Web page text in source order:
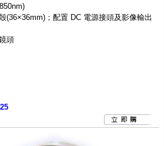
(36×36mm)；配置 DC 電源接頭及影像輸出
頭